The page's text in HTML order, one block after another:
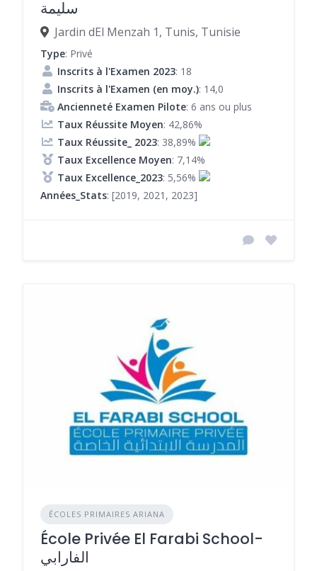
سليمة
Jardin dEl Menzah 1, Tunis, Tunisie
Type: Privé
Inscrits à l'Examen 2023: 18
Inscrits à l'Examen (en moy.): 14,0
Ancienneté Examen Pilote: 6 ans ou plus
Taux Réussite Moyen: 42,86%
Taux Réussite_ 2023: 38,89%
Taux Excellence Moyen: 7,14%
Taux Excellence_2023: 5,56%
Années_Stats: [2019, 2021, 2023]
ÉCOLES PRIMAIRES ARIANA
École Privée El Farabi School-
الفارابي